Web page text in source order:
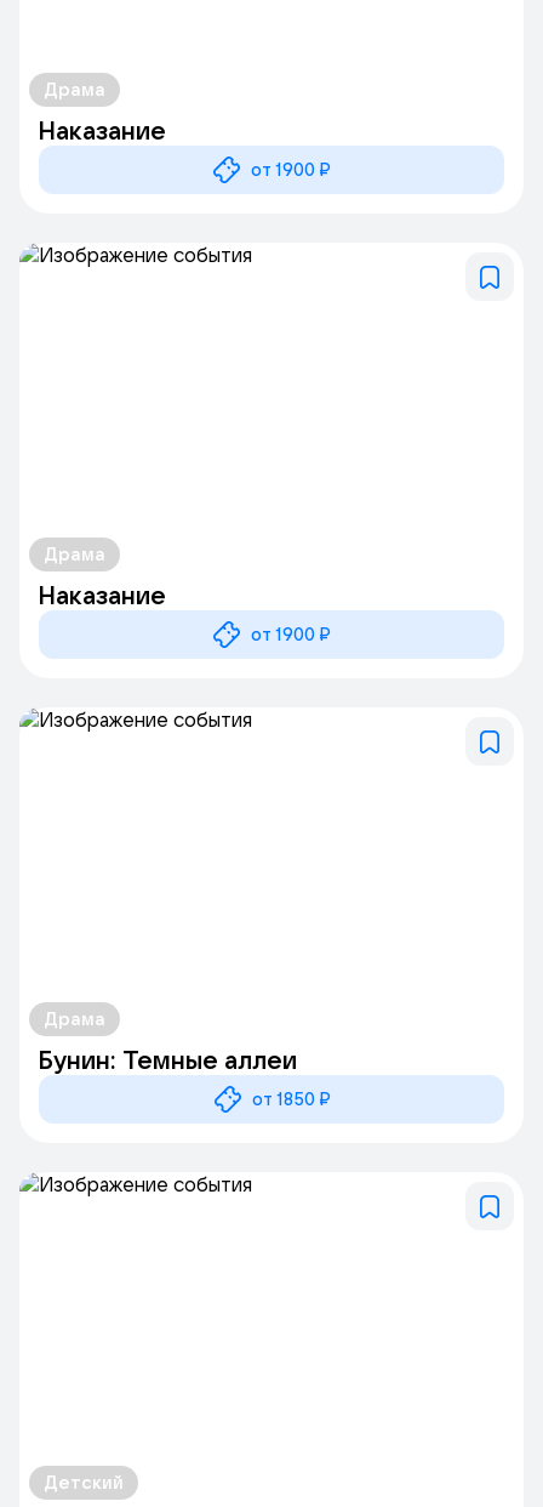
Драма
Наказание
от 1900 ₽
Драма
Наказание
от 1900 ₽
Драма
Бунин: Темные аллеи
от 1850 ₽
Детский